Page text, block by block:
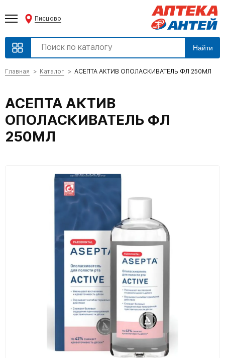
Писцово
Найти
Главная Каталог АСЕПТА АКТИВ ОПОЛАСКИВАТЕЛЬ ФЛ 250МЛ
АСЕПТА АКТИВ
ОПОЛАСКИВАТЕЛЬ ФЛ
250МЛ